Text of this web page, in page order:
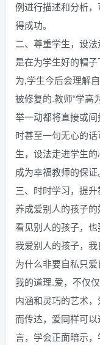
例进行描述和分析
得成功。
二、尊重学生，设
是在为学生好的帽
为,学生今后会理解
被修复的.教师“学高
举一动都将直接或
时甚至一句无心的
生，设法走进学生
成为幸福教师的保证。
三、时时学习，提
养成爱别人的孩子的
看见别人的孩子，也
我爱别人的孩子，我
为什么非要自私只
我的道理.爱，不仅
内涵和灵巧的艺术
而传达，爱同样可
言，学会正面暗示